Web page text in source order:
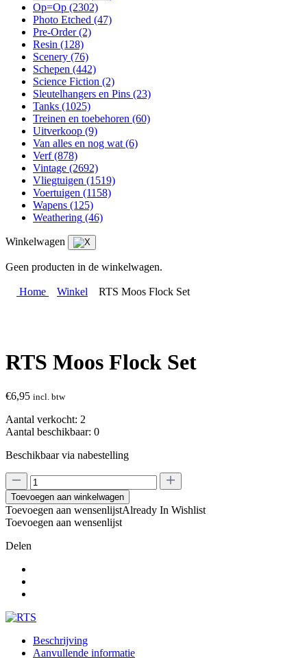
Op=Op (2302)
Photo Etched (47)
Pre-Order (2)
Resin (128)
Scenery (76)
Schepen (442)
Science Fiction (2)
Sleutelhangers en Pins (23)
Tanks (1025)
Treinen en toebehoren (60)
Uitverkoop (9)
Van alles en nog wat (6)
Verf (878)
Vintage (2692)
Vliegtuigen (1519)
Voertuigen (1158)
Wapens (125)
Weathering (46)
Winkelwagen
Geen producten in de winkelwagen.
Home Winkel RTS Moos Flock Set
RTS Moos Flock Set
€6,95 incl. btw
Aantal verkocht: 2
Aantal beschikbaar: 0
Beschikbaar via nabestelling
RTS
Moos
Flock
Set
aantal
Toevoegen aan winkelwagen
Toevoegen aan wensenlijstAlready In Wishlist
Toevoegen aan wensenlijst
Delen
Beschrijving
Aanvullende informatie